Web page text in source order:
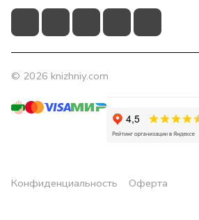
© 2026 knizhniy.com
Конфиденциальность Оферта